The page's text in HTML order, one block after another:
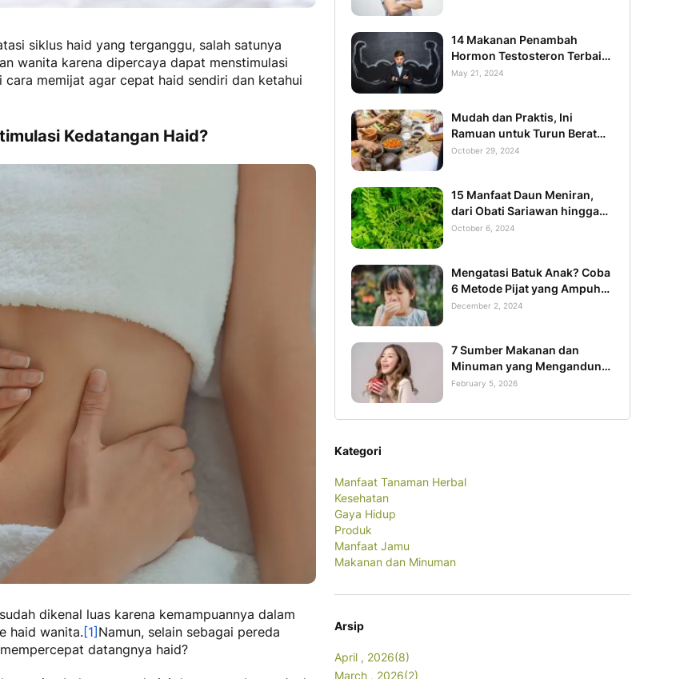
siklus haid yang terganggu, salah satunya
wanita karena dipercaya dapat menstimulasi
cara memijat agar cepat haid sendiri dan ketahui
Kedatangan Haid?
dikenal luas karena kemampuannya dalam
haid wanita.[1]Namun, selain sebagai pereda
datangnya haid?
14 Makanan Penambah
Hormon Testosteron Terbaik
yang Alami
May 21, 2024
Mudah dan Praktis, Ini
Ramuan untuk Turun Berat
Badan 20 Kg
October 29, 2024
15 Manfaat Daun Meniran,
dari Obati Sariawan hingga
Mencegah Kanker
October 6, 2024
Mengatasi Batuk Anak? Coba
6 Metode Pijat yang Ampuh
Ini
December 2, 2024
7 Sumber Makanan dan
Minuman yang Mengandung
Collagen Tinggi
February 5, 2026
Kategori
Manfaat Tanaman Herbal
Kesehatan
Gaya Hidup
Produk
Manfaat Jamu
Makanan dan Minuman
Arsip
April , 2026(8)
March , 2026(2)